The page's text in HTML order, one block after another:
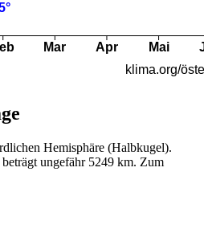
Hemisphäre (Halbkugel).
ungefähr 5249 km. Zum